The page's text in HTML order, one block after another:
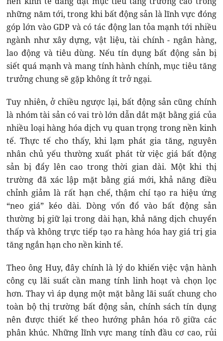
những năm tới, trong khi bất động sản là lĩnh vực đóng
góp lớn vào GDP và có tác động lan tỏa mạnh tới nhiều
ngành như xây dựng, vật liệu, tài chính - ngân hàng,
lao động và tiêu dùng. Nếu tín dụng bất động sản bị
siết quá mạnh và mang tính hành chính, mục tiêu tăng
trưởng chung sẽ gặp không ít trở ngại.
Tuy nhiên, ở chiều ngược lại, bất động sản cũng chính
là nhóm tài sản có vai trò lớn dẫn dắt mặt bằng giá của
nhiều loại hàng hóa dịch vụ quan trọng trong nền kinh
tế. Thực tế cho thấy, khi lạm phát gia tăng, nguyên
nhân chủ yếu thường xuất phát từ việc giá bất động
sản bị đẩy lên cao trong thời gian dài. Một khi thị
trường đã xác lập mặt bằng giá mới, khả năng điều
chỉnh giảm là rất hạn chế, thậm chí tạo ra hiệu ứng
“neo giá” kéo dài. Dòng vốn đổ vào bất động sản
thường bị giữ lại trong dài hạn, khả năng dịch chuyển
thấp và không trực tiếp tạo ra hàng hóa hay giá trị gia
tăng ngắn hạn cho nền kinh tế.
Theo ông Huy, đây chính là lý do khiến việc vận hành
công cụ lãi suất cần mang tính linh hoạt và chọn lọc
hơn. Thay vì áp dụng một mặt bằng lãi suất chung cho
toàn bộ thị trường bất động sản, chính sách tín dụng
nên được thiết kế theo hướng phân hóa rõ giữa các
phân khúc. Những lĩnh vực mang tính đầu cơ cao, rủi